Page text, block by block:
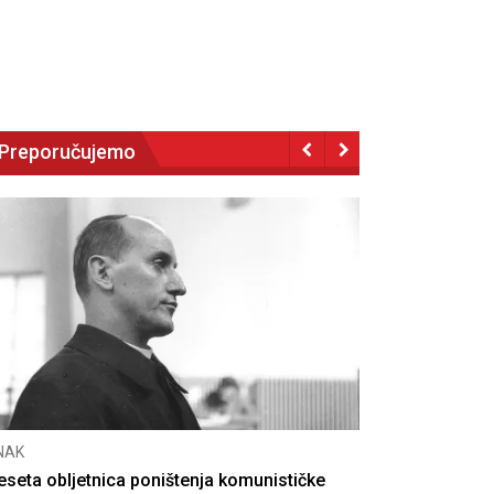
Preporučujemo
obljetnica poništenja komunističke